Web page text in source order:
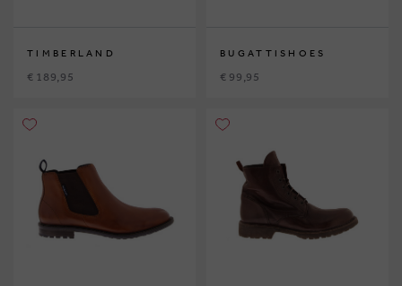
TIMBERLAND
€ 189,95
BUGATTISHOES
€ 99,95